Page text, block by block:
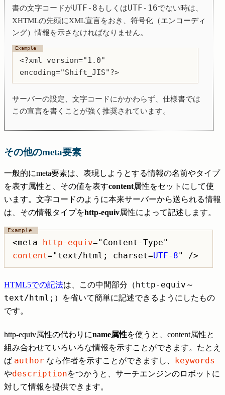
書の文字コードがUTF-8 もしくはUTF-16でない時は、
XHTMLの先頭にXML宣言をおき、符号化（エンコーディ
ング）情報を示さなければなりません。
<?xml version="1.0"
encoding="Shift_JIS"?>
サーバーの設定、文字コードにかかわらず、仕様書では
この宣言を書くことが強く推奨されています。
その他のmeta要素
一般的にmeta要素は、表現しようとする情報の名前やタイプ
を表す属性と、その値を表すcontent属性をセットにして使
います。文字コードのように本来サーバーから送られる情報
は、その情報タイプをhttp-equiv属性によって記述します。
<meta http-equiv="Content-Type"
content="text/html; charset=UTF-8" />
HTML5での記法は、この中間部分（http-equiv ～
text/html; ）を省いて簡単に記述できるようにしたもの
です。
http-equiv属性の代わりにname属性を使うと、content属性と
組み合わせていろいろな情報を示すことができます。たとえ
ば author なら作者を示すことができますし、 keywords
やdescriptionをつかうと、サーチエンジンのロボットに
対して情報を提供できます。